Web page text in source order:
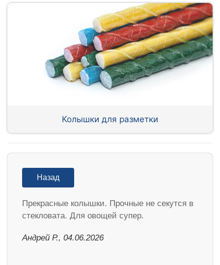
Колышки для разметки
Назад
Прекрасные колышки. Прочные не секутся в
стекловата. Для овощей супер.
Андрей Р., 04.06.2026